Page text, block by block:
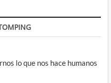
lo que nos hace humanos